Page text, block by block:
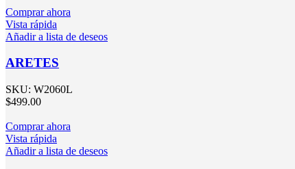
Comprar ahora
Vista rápida
Añadir a lista de deseos
ARETES
SKU: W2060L
$499.00
Comprar ahora
Vista rápida
Añadir a lista de deseos